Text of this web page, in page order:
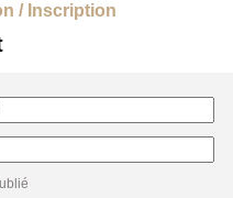
/ Inscription